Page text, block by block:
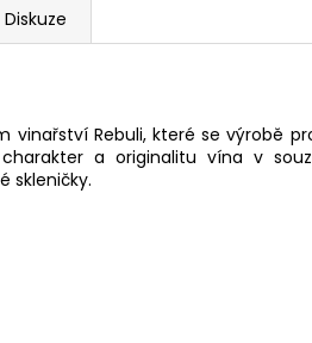
Diskuze
Rebuli, které se výrobě
a originalitu vína v
skleničky.